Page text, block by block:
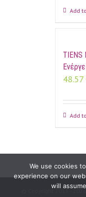
Add
TIENS
48.57
Add
We use cookies
experience on our
will